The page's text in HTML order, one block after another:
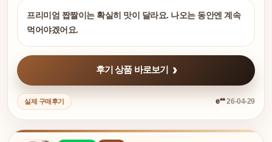
프리미엄 짭짤이는 확실히 맛이 달라요. 나오는 동안엔 계속
먹어야겠어요.
후기 상품 바로보기
실제 구매후기 e**26-04-29